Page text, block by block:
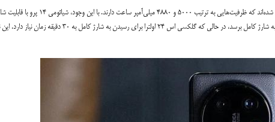
تلفنهای گلکسی اس 24 اولترا و شیائومی 14 پرو، هر دو با باتری‌های قدرتمندی تجهیز شده‌اند که ظرفیت‌هایی به ترتیب 5000 و 4880 میلی‌‌آمپر ساعت دارند. با این وجود،
120 واتی، قادر است در زمان وقتی مختصر‌تر نسبت به رقیب خود، یعنی تنها 18 دقیقه، به شارژ کامل برسد، در حالی که گلکسی اس 24 اولترا برای رسیدن به شارژ